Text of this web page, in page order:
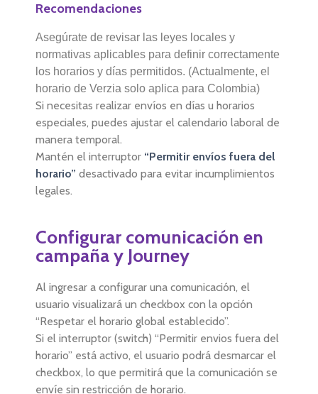
Recomendaciones
Asegúrate de revisar las leyes locales y
normativas aplicables para definir correctamente
los horarios y días permitidos. (Actualmente, el
horario de Verzia solo aplica para Colombia)
Si necesitas realizar envíos en días u horarios
especiales, puedes ajustar el calendario laboral de
manera temporal.
Mantén el interruptor “Permitir envíos fuera del
horario” desactivado para evitar incumplimientos
legales.
Configurar comunicación en
campaña y Journey
Al ingresar a configurar una comunicación, el
usuario visualizará un checkbox con la opción
“Respetar el horario global establecido”.
Si el interruptor (switch) “Permitir envios fuera del
horario” está activo, el usuario podrá desmarcar el
checkbox, lo que permitirá que la comunicación se
envíe sin restricción de horario.